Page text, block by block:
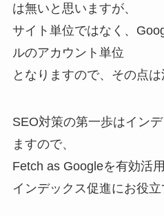
は無いと思いますが、
サイト単位ではなく、
ルのアカウント単位
となりますので、その点
SEO対策の第一歩はイン
ますので、
Fetch as Googleを有効活用
インデックス促進にお役